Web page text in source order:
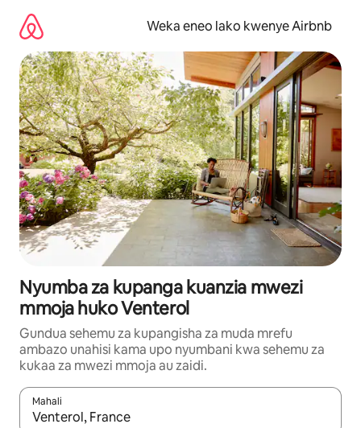
kwenda
kwenye
maudhui
Weka eneo lako kwenye Airbnb
Nyumba za kupanga kuanzia mwezi
mmoja huko Venterol
Gundua sehemu za kupangisha za muda mrefu
ambazo unahisi kama upo nyumbani kwa sehemu za
kukaa za mwezi mmoja au zaidi.
Mahali
Wakati matokeo yanapatikana, vinjari kwa kutumia vitufe vya